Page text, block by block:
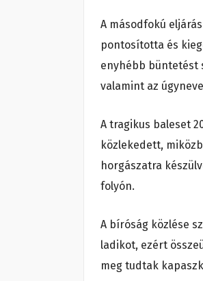
A másodfokú
pontosította és
enyhébb büntetést
valamint az
A tragikus baleset
közlekedett,
horgászatra
folyón.
A bíróság közlése
ladikot, ezért
meg tudtak